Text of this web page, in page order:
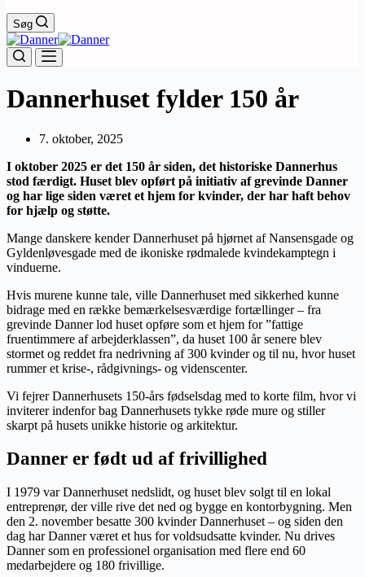
Søg
Dannerhuset fylder 150 år
7. oktober, 2025
I oktober 2025 er det 150 år siden, det historiske Dannerhus
stod færdigt. Huset blev opført på initiativ af grevinde Danner
og har lige siden været et hjem for kvinder, der har haft behov
for hjælp og støtte.
Mange danskere kender Dannerhuset på hjørnet af Nansensgade og
Gyldenløvesgade med de ikoniske rødmalede kvindekamptegn i
vinduerne.
Hvis murene kunne tale, ville Dannerhuset med sikkerhed kunne
bidrage med en række bemærkelsesværdige fortællinger – fra
grevinde Danner lod huset opføre som et hjem for ”fattige
fruentimmere af arbejderklassen”, da huset 100 år senere blev
stormet og reddet fra nedrivning af 300 kvinder og til nu, hvor huset
rummer et krise-, rådgivnings- og videnscenter.
Vi fejrer Dannerhusets 150-års fødselsdag med to korte film, hvor vi
inviterer indenfor bag Dannerhusets tykke røde mure og stiller
skarpt på husets unikke historie og arkitektur.
Danner er født ud af frivillighed
I 1979 var Dannerhuset nedslidt, og huset blev solgt til en lokal
entreprenør, der ville rive det ned og bygge en kontorbygning. Men
den 2. november besatte 300 kvinder Dannerhuset – og siden den
dag har Danner været et hus for voldsudsatte kvinder. Nu drives
Danner som en professionel organisation med flere end 60
medarbejdere og 180 frivillige.